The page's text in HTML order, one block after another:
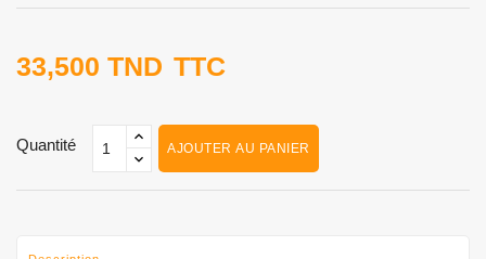
33,500 TND TTC
Quantité AJOUTER AU PANIER